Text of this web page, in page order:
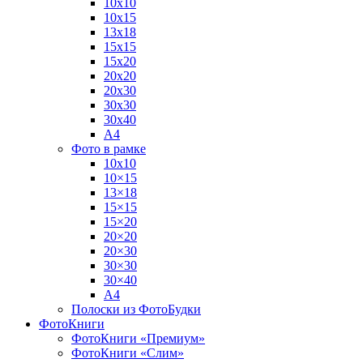
10х15
13х18
15х15
15х20
20х20
20х30
30х30
30х40
А4
Фото в рамке
10х10
10×15
13×18
15×15
15×20
20×20
20×30
30×30
30×40
A4
Полоски из ФотоБудки
ФотоКниги
ФотоКниги «Премиум»
ФотоКниги «Слим»